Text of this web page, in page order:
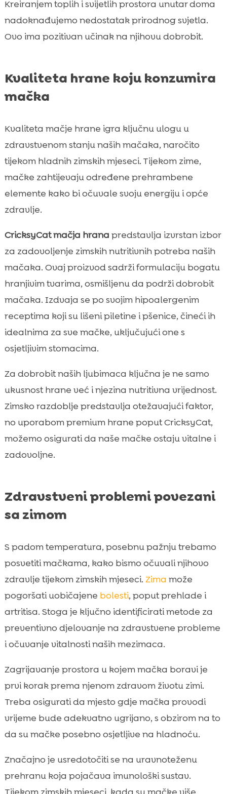
Kreiranjem toplih i svijetlih prostora unutar doma
nadoknađujemo nedostatak prirodnog svjetla.
Ovo ima pozitivan učinak na njihovu dobrobit.
Kvaliteta hrane koju konzumira
mačka
Kvaliteta mačje hrane igra ključnu ulogu u
zdravstvenom stanju naših mačaka, naročito
tijekom hladnih zimskih mjeseci. Tijekom zime,
mačke zahtijevaju određene prehrambene
elemente kako bi očuvale svoju energiju i opće
zdravlje.
CricksyCat mačja hrana predstavlja izvrstan izbor
za zadovoljenje zimskih nutritivnih potreba naših
mačaka. Ovaj proizvod sadrži formulaciju bogatu
hranjivim tvarima, osmišljenu da podrži dobrobit
mačaka. Izdvaja se po svojim hipoalergenim
receptima koji su lišeni piletine i pšenice, čineći ih
idealnima za sve mačke, uključujući one s
osjetljivim stomacima.
Za dobrobit naših ljubimaca ključna je ne samo
ukusnost hrane već i njezina nutritivna vrijednost.
Zimsko razdoblje predstavlja otežavajući faktor,
no uporabom premium hrane poput CricksyCat,
možemo osigurati da naše mačke ostaju vitalne i
zadovoljne.
Zdravstveni problemi povezani
sa zimom
S padom temperatura, posebnu pažnju trebamo
posvetiti mačkama, kako bismo očuvali njihovo
zdravlje tijekom zimskih mjeseci. Zima može
pogoršati uobičajene bolesti, poput prehlade i
artritisa. Stoga je ključno identificirati metode za
preventivno djelovanje na zdravstvene probleme
i očuvanje vitalnosti naših mezimaca.
Zagrijavanje prostora u kojem mačka boravi je
prvi korak prema njenom zdravom životu zimi.
Treba osigurati da mjesto gdje mačka provodi
vrijeme bude adekvatno ugrijano, s obzirom na to
da su mačke posebno osjetljive na hladnoću.
Značajno je usredotočiti se na uravnoteženu
prehranu koja pojačava imunološki sustav.